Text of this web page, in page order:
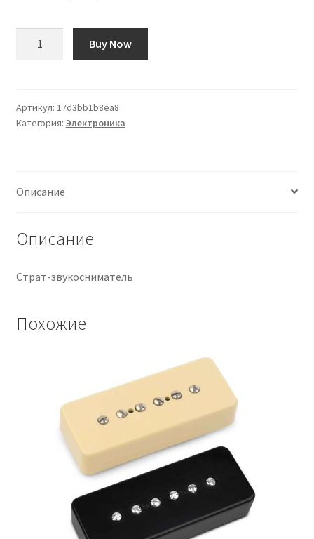
Pastilla
Strat
Buy Now
Артикул: 17d3bb1b8ea8
Категория: Электроника
Описание
Описание
Страт-звукосниматель
Похожие